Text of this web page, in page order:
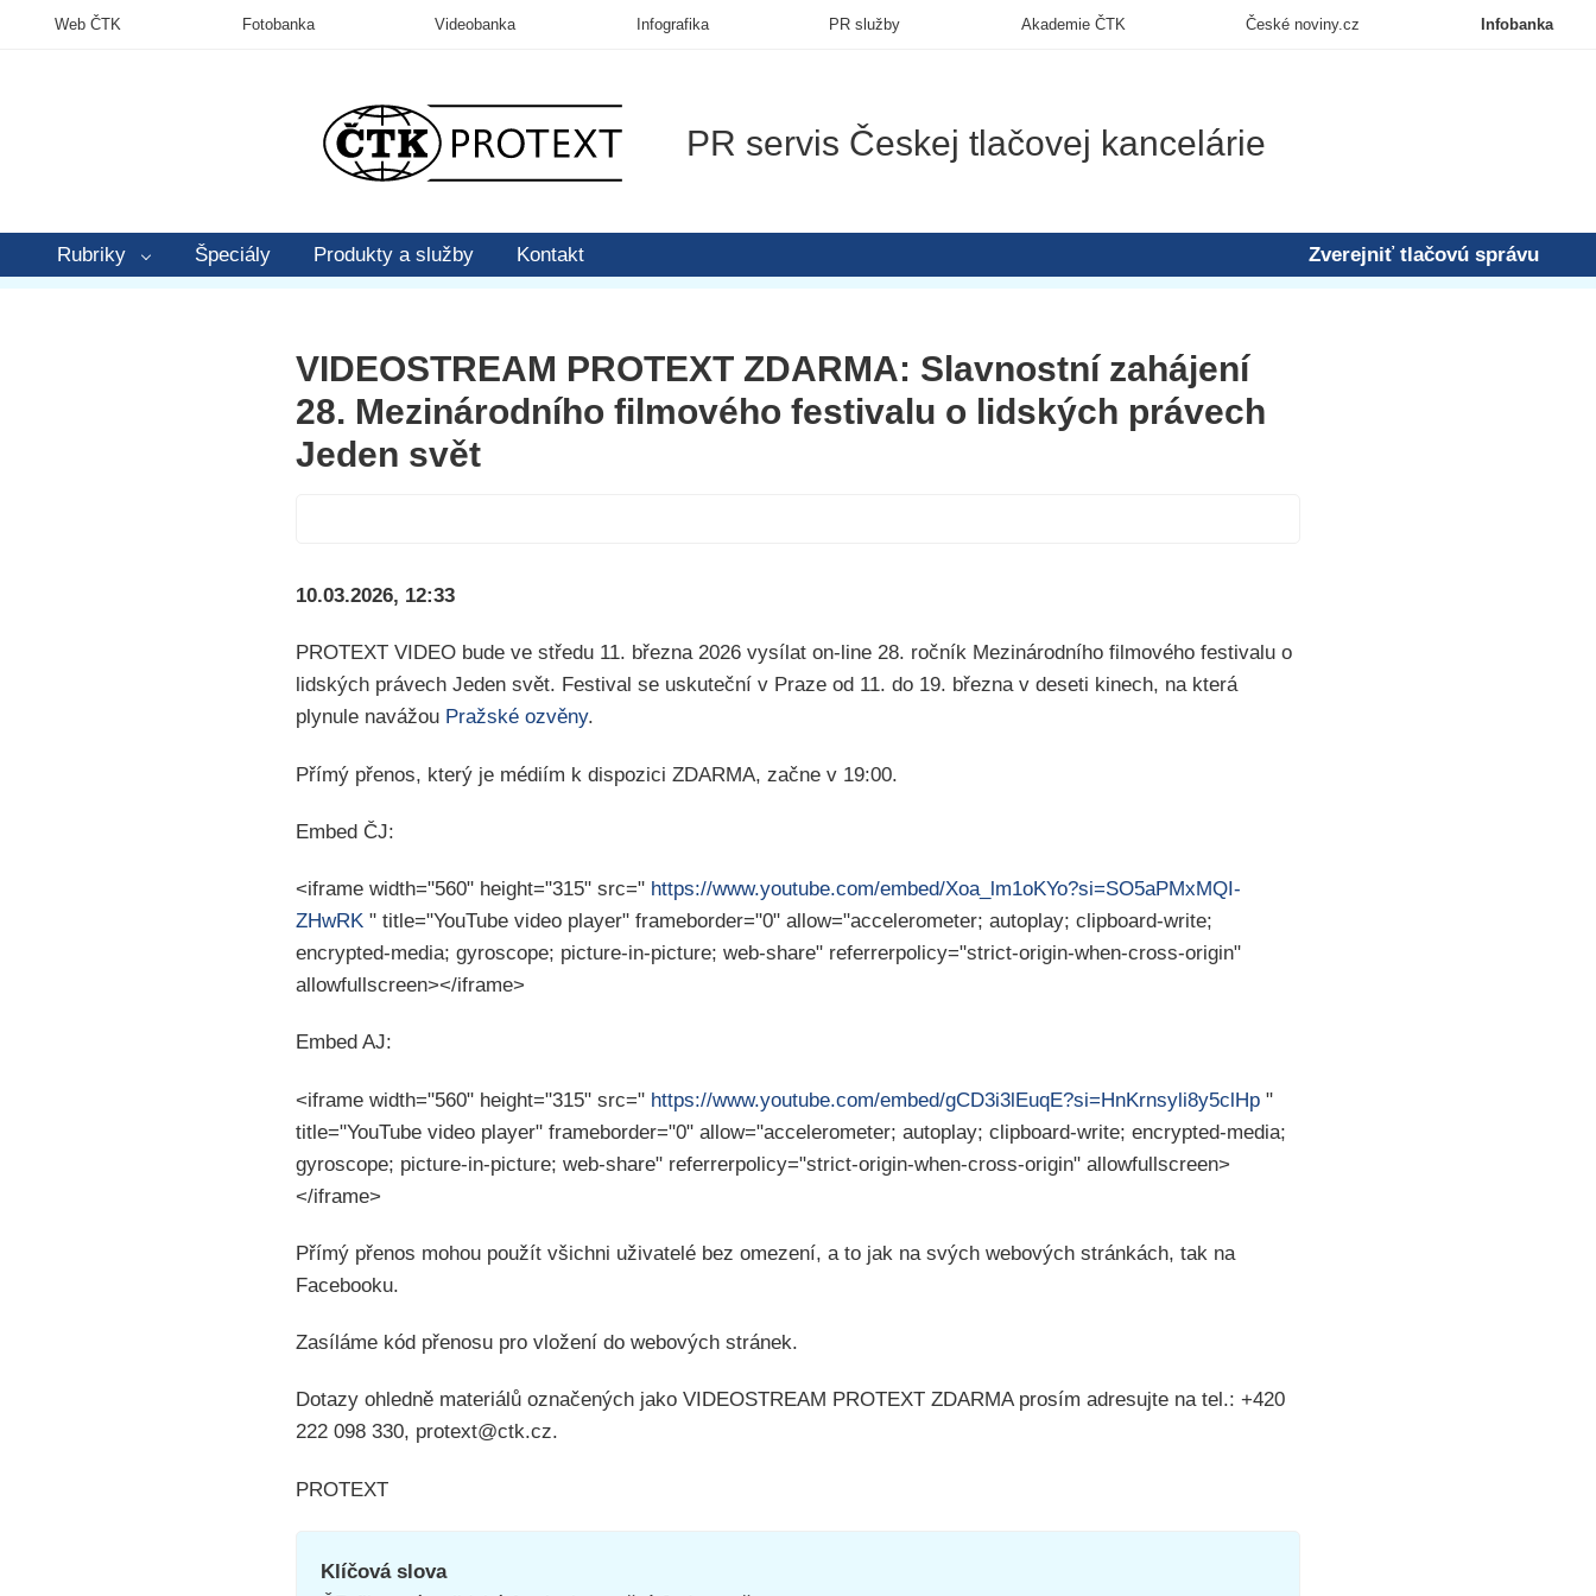
PR servis Českej tlačovej kancelárie
Rubriky Špeciály Produkty a služby Kontakt Zverejniť tlačovú správu
Infobanka
Web ČTK Fotobanka Videobanka Infografika PR služby Akademie ČTK České noviny.cz
VIDEOSTREAM PROTEXT ZDARMA: Slavnostní zahájení
28. Mezinárodního filmového festivalu o lidských právech
Jeden svět
10.03.2026, 12:33
PROTEXT VIDEO bude ve středu 11. března 2026 vysílat on-line 28. ročník Mezinárodního filmového festivalu o
lidských právech Jeden svět. Festival se uskuteční v Praze od 11. do 19. března v deseti kinech, na která
plynule navážou Pražské ozvěny.
Přímý přenos, který je médiím k dispozici ZDARMA, začne v 19:00.
Embed ČJ:
<iframe width="560" height="315" src=" https://www.youtube.com/embed/Xoa_lm1oKYo?si=SO5aPMxMQI-
ZHwRK " title="YouTube video player" frameborder="0" allow="accelerometer; autoplay; clipboard-write;
encrypted-media; gyroscope; picture-in-picture; web-share" referrerpolicy="strict-origin-when-cross-origin"
allowfullscreen></iframe>
Embed AJ:
<iframe width="560" height="315" src=" https://www.youtube.com/embed/gCD3i3lEuqE?si=HnKrnsyli8y5clHp "
title="YouTube video player" frameborder="0" allow="accelerometer; autoplay; clipboard-write; encrypted-media;
gyroscope; picture-in-picture; web-share" referrerpolicy="strict-origin-when-cross-origin" allowfullscreen>
</iframe>
Přímý přenos mohou použít všichni uživatelé bez omezení, a to jak na svých webových stránkách, tak na
Facebooku.
Zasíláme kód přenosu pro vložení do webových stránek.
Dotazy ohledně materiálů označených jako VIDEOSTREAM PROTEXT ZDARMA prosím adresujte na tel.: +420
222 098 330, protext@ctk.cz.
PROTEXT
Klíčová slova